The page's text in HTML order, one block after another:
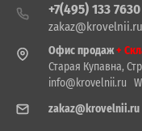
+7(495) 133 7630
zakaz@krovelnii.ru
Офис продаж+
Старая Купавна,
info@krovelnii.ru
zakaz@krovelnii.ru